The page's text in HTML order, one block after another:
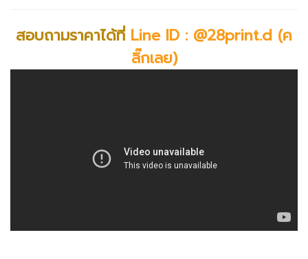
สอบถามราคาได้ที่ Line ID : @28print.d (ค
ลิ๊กเลย)